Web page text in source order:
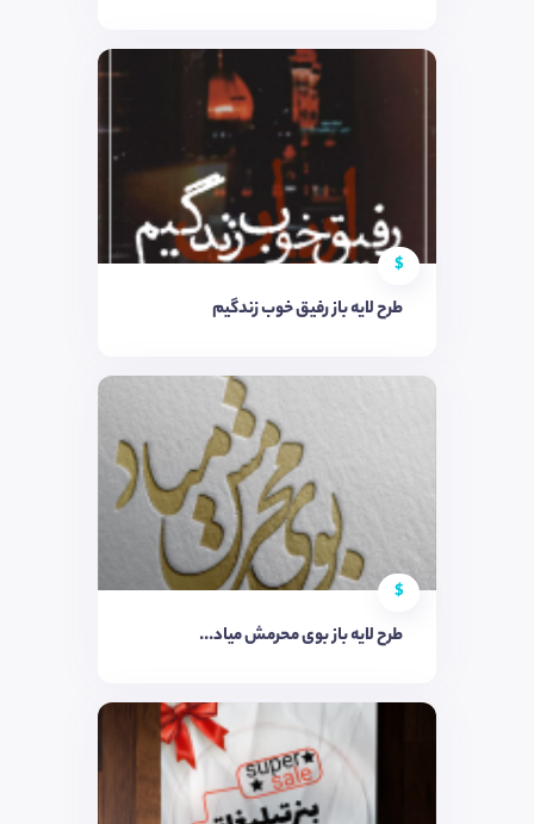
$
طرح لایه باز رفیق خوب زندگیم
$
طرح لایه باز بوی محرمش میاد...